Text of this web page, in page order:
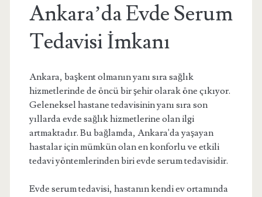
Ankara’da Evde Serum
Tedavisi İmkanı
Ankara, başkent olmanın yanı sıra sağlık
hizmetlerinde de öncü bir şehir olarak öne çıkıyor.
Geleneksel hastane tedavisinin yanı sıra son
yıllarda evde sağlık hizmetlerine olan ilgi
artmaktadır. Bu bağlamda, Ankara'da yaşayan
hastalar için mümkün olan en konforlu ve etkili
tedavi yöntemlerinden biri evde serum tedavisidir.
Evde serum tedavisi, hastanın kendi ev ortamında